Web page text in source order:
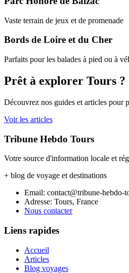
Vaste terrain de jeux et de promenade
Bords de Loire et du Cher
Parfaits pour les balades à pied ou à
Prêt à explorer Tours ?
Découvrez nos guides et articles pour
Voir les articles
Tribune Hebdo Tours
Votre source d'information locale et
+ blog de voyage et destinations
Email: contact@tribune-hebdo-
Adresse: Tours, France
Nous contacter
Liens rapides
Accueil
Articles
Blog voyages